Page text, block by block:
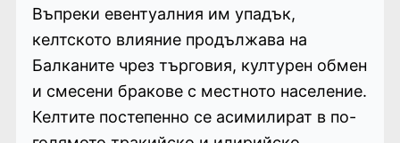
Въпреки евентуалния им упадък,
келтското влияние продължава на
Балканите чрез търговия, културен обмен
и смесени бракове с местното население.
Келтите постепенно се асимилират в по-